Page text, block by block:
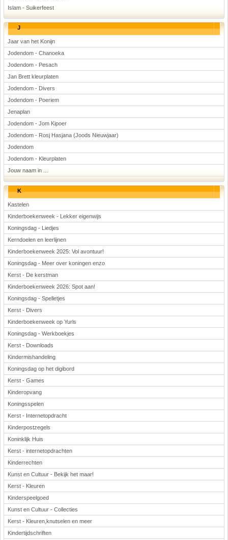
Islam - Suikerfeest
J
Jaar van het Konijn
Jodendom - Chanoeka
Jodendom - Pesach
Jan Brett kleurplaten
Jodendom - Divers
Jodendom - Poeriem
Jenaplan
Jodendom - Jom Kipoer
Jodendom - Rosj Hasjana (Joods Nieuwjaar)
Jodendom
Jodendom - Kleurplaten
Jouw naam in ...
K
Kastelen
Kinderboekenweek - Lekker eigenwijs
Koningsdag - Liedjes
Kerndoelen en leerlijnen
Kinderboekenweek 2025: Vol avontuur!
Koningsdag - Meer over koningen enzo
Kerst - De kerstman
Kinderboekenweek 2026: Spot aan!
Koningsdag - Spelletjes
Kerst - Divers
Kinderboekenweek op Yurls
Koningsdag - Werkboekjes
Kerst - Downloads
Kindermishandeling
Koningsdag op het digibord
Kerst - Games
Kinderopvang
Koningsspelen
Kerst - Internetopdracht
Kinderpostzegels
Koninklijk Huis
Kerst - internetopdrachten
Kinderrechten
Kunst en Cultuur - Bekijk het maar!
Kerst - Kleuren
Kinderspeelgoed
Kunst en Cultuur - Collecties
Kerst - Kleuren,knutselen en meer
Kindertijdschriften